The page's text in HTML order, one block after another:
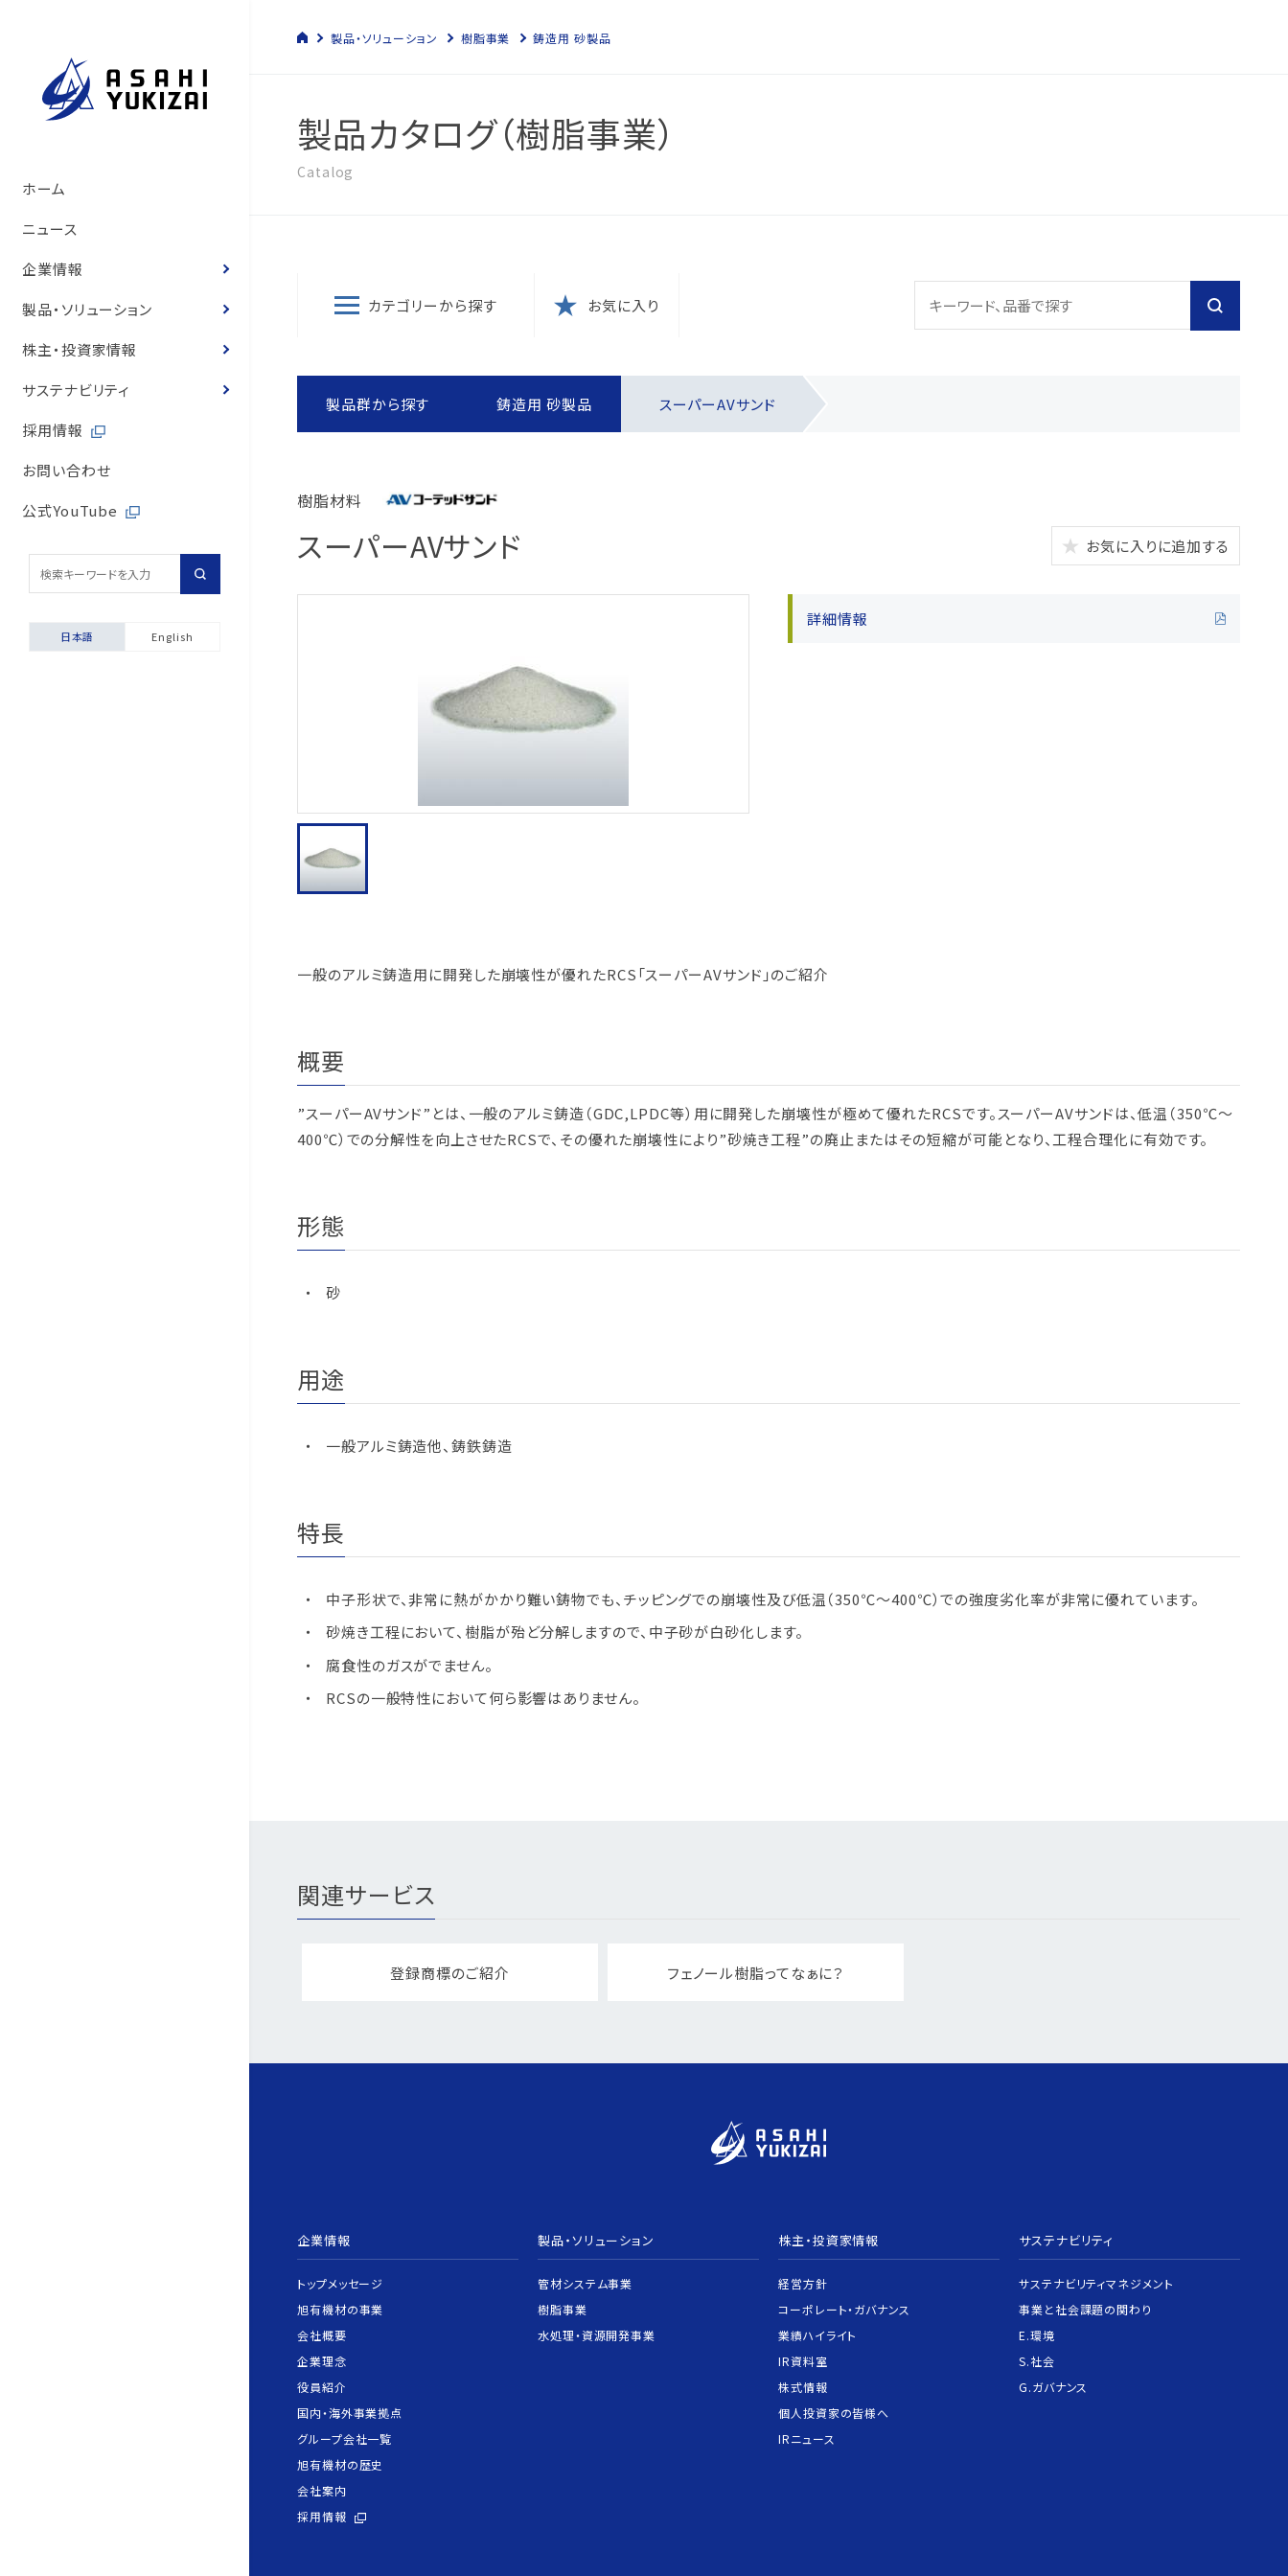
ホーム
ニュース
企業情報
トップメッセージ
旭有機材の事業
管材システム事業
会社概要
企業理念
役員紹介
国内・海外事業拠点
グループ会社一覧
旭有機材の歴史
旭有機材の歴史
会社案内
製品・ソリューション
管材システム事業
営業拠点
安全データシート（SDS）
配管診断
安全にご使用いただくために
樹脂事業
製品カタログ
登録商標のご紹介
水処理・資源開発事業
ソリューション
お客様の声
株主・投資家情報
経営方針
トップメッセージ
コーポレート・ガバナンス
コーポレート・ガバナンスにつ
取締役会の実効性評価の結果
業績ハイライト
IR資料室
株式情報
株式の状況
定款・株式取扱規程
個人投資家の皆様へ
IRニュース
サステナビリティ
サステナビリティマネジメント
旭有機材グループ
8つのテーマ
品質マネジメントシステム認証
事業と社会課題の関わり
SDGsへの寄与
E.環境
環境マネジメント
ゼロエミッションと汚染防止
S.社会
人的資本経営の推進
労働安全衛生
お客様との公正・適切な取引
地域社会への貢献
マルチステークホルダー方針
G.ガバナンス
コーポレートガバナンスについ
コンプライアンス
内部統制体制の基本方針
取引先からの相談・通報制度
採用情報
お問い合わせ
公式YouTube
日本語 English
製品・ソリューション 樹脂事業 鋳造用 砂製品
製品カタログ（樹脂事業）
Catalog
カテゴリーから探す お気に入り
製品群から探す 鋳造用 砂製品 スーパーAVサンド
樹脂材料
スーパーAVサンド お気に入りに追加する
詳細情報
一般のアルミ鋳造用に開発した崩壊性が優れたRCS「スーパーAVサンド」のご紹介
概要
”スーパーAVサンド”とは、一般のアルミ鋳造（GDC,LPDC等）用に開発した崩壊性が極めて優れたRCSです。スーパーAVサンドは、低温（350℃～
400℃）での分解性を向上させたRCSで、その優れた崩壊性により”砂焼き工程”の廃止またはその短縮が可能となり、工程合理化に有効です。
形態
砂
用途
一般アルミ鋳造他、鋳鉄鋳造
特長
中子形状で、非常に熱がかかり難い鋳物でも、チッピングでの崩壊性及び低温（350℃～400℃）での強度劣化率が非常に優れています。
砂焼き工程において、樹脂が殆ど分解しますので、中子砂が白砂化します。
腐食性のガスがでません。
RCSの一般特性において何ら影響はありません。
関連サービス
登録商標のご紹介 フェノール樹脂ってなぁに？
企業情報
トップメッセージ
旭有機材の事業
会社概要
企業理念
役員紹介
国内・海外事業拠点
グループ会社一覧
旭有機材の歴史
会社案内
採用情報
製品・ソリューション
管材システム事業
樹脂事業
水処理・資源開発事業
株主・投資家情報
経営方針
コーポレート・ガバナンス
業績ハイライト
IR資料室
株式情報
個人投資家の皆様へ
IRニュース
サステナビリティ
サステナビリティマネジメント
事業と社会課題の関わり
E.環境
S.社会
G.ガバナンス